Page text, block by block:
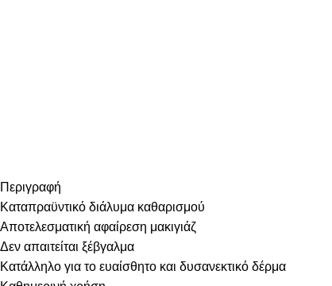
Περιγραφή
Καταπραϋντικό διάλυμα καθαρισμού
Αποτελεσματική αφαίρεση μακιγιάζ
Δεν απαιτείται ξέβγαλμα
Κατάλληλο για το ευαίσθητο και δυσανεκτικό δέρμα